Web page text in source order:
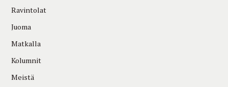
Ravintolat
Juoma
Matkalla
Kolumnit
Meistä